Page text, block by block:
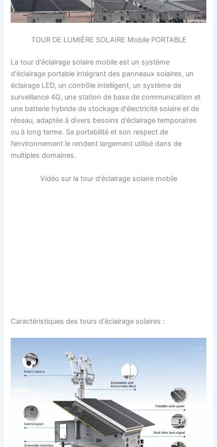
TOUR DE LUMIÈRE SOLAIRE Mobile PORTABLE
La tour d'éclairage solaire mobile est un système
d'éclairage portable intégrant des panneaux solaires, un
éclairage LED, un contrôle intelligent, un système de
surveillance 4G, une station de base de communication et
une batterie hybride de stockage d'électricité solaire et de
réseau, adaptée à divers besoins d'éclairage temporaires
ou à long terme. Sa portabilité et son respect de
l’environnement le rendent largement utilisé dans de
multiples domaines.
Vidéo sur la tour d'éclairage solaire mobile
Caractéristiques des tours d'éclairage solaires :